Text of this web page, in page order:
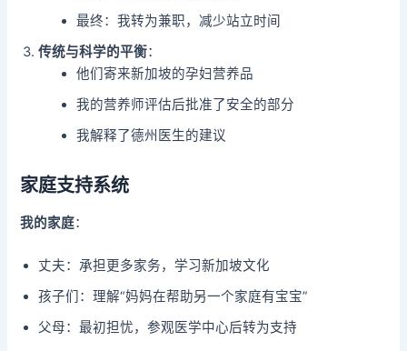
最终：我转为兼职，减少站立时间
传统与科学的平衡：
他们寄来新加坡的孕妇营养品
我的营养师评估后批准了安全的部分
我解释了德州医生的建议
家庭支持系统
我的家庭：
丈夫：承担更多家务，学习新加坡文化
孩子们：理解“妈妈在帮助另一个家庭有宝宝”
父母：最初担忧，参观医学中心后转为支持